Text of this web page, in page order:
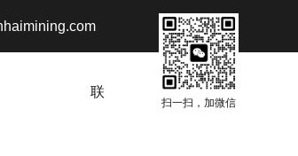
扫一扫，加微信
联